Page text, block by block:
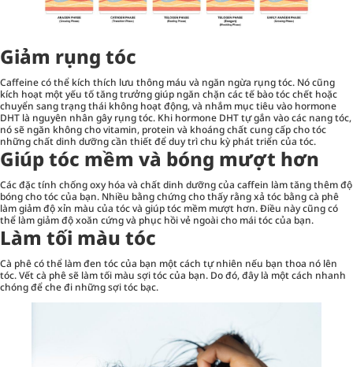
Giảm rụng tóc
Caffeine có thể kích thích lưu thông máu và ngăn ngừa rụng tóc. Nó cũng
kích hoạt một yếu tố tăng trưởng giúp ngăn chặn các tế bào tóc chết hoặc
chuyển sang trạng thái không hoạt động, và nhắm mục tiêu vào hormone
DHT là nguyên nhân gây rụng tóc. Khi hormone DHT tự gắn vào các nang tóc,
nó sẽ ngăn không cho vitamin, protein và khoáng chất cung cấp cho tóc
những chất dinh dưỡng cần thiết để duy trì chu kỳ phát triển của tóc.
Giúp tóc mềm và bóng mượt hơn
Các đặc tính chống oxy hóa và chất dinh dưỡng của caffein làm tăng thêm độ
bóng cho tóc của bạn. Nhiều bằng chứng cho thấy rằng xả tóc bằng cà phê
làm giảm độ xỉn màu của tóc và giúp tóc mềm mượt hơn. Điều này cũng có
thể làm giảm độ xoăn cứng và phục hồi vẻ ngoài cho mái tóc của bạn.
Làm tối màu tóc
Cà phê có thể làm đen tóc của bạn một cách tự nhiên nếu bạn thoa nó lên
tóc. Vết cà phê sẽ làm tối màu sợi tóc của bạn. Do đó, đây là một cách nhanh
chóng để che đi những sợi tóc bạc.